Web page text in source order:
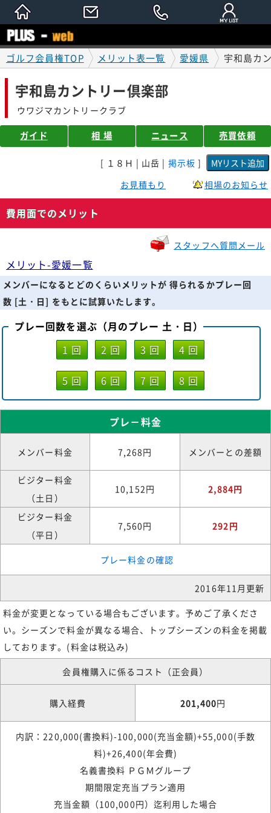
ゴルフ会員権TOP メリット表一覧 愛媛県 宇和島カ
宇和島カントリー倶楽部
ウワジマカントリークラブ
ガイド 相 場 ニュース 売買依頼
[ １８Ｈ | 山岳 | 掲示板 ]
お見積もり
相場のお知らせ
費用面でのメリット
スタッフへ質問メール
メリット-愛媛一覧
メンバーになるとどのくらいメリットが 得られるかプレー回
数 [土・日] をもとに試算いたします。
プレー回数を選ぶ（月のプレー 土・日）
1 回
2 回 3 回 4 回
5 回 6 回 7 回 8 回
プレ－料金
メンバー料金 7,268円 メンバーとの差額
ビジター料金
（土日）
10,152円 2,884円
ビジター料金
（平日）
7,560円 292円
プレー料金の確認
2016年11月更新
料金が変更となっている場合もございます。予めご了承くださ
い。シーズンで料金が異なる場合、トップシーズンの料金を掲載
しております。(料金は税込み)
会員権購入に係るコスト（正会員）
購入経費 201,400円
内訳：220,000(書換料)-100,000(充当金額)+55,000(手数
料)+26,400(年会費)
名義書換料 ＰＧＭグループ
期間限定充当プラン適用
充当金額（100,000円）迄利用した場合